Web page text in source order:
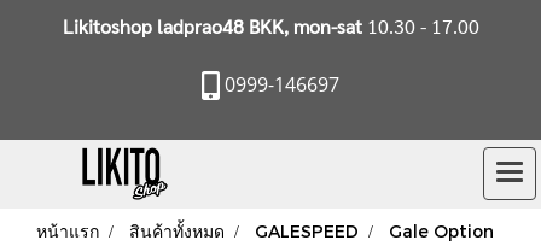
Likitoshop ladprao48 BKK, mon-sat10.30 - 17.00
0999-146697
หน้าแรก สินค้าทั้งหมด GALESPEED
Gale Option